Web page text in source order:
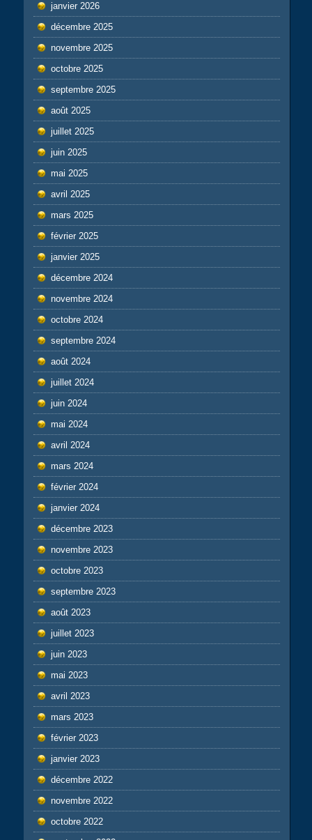
janvier 2026
décembre 2025
novembre 2025
octobre 2025
septembre 2025
août 2025
juillet 2025
juin 2025
mai 2025
avril 2025
mars 2025
février 2025
janvier 2025
décembre 2024
novembre 2024
octobre 2024
septembre 2024
août 2024
juillet 2024
juin 2024
mai 2024
avril 2024
mars 2024
février 2024
janvier 2024
décembre 2023
novembre 2023
octobre 2023
septembre 2023
août 2023
juillet 2023
juin 2023
mai 2023
avril 2023
mars 2023
février 2023
janvier 2023
décembre 2022
novembre 2022
octobre 2022